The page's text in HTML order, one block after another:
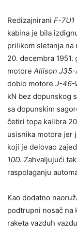
Redizajnirani F-7U1
kabina je bila
prilikom sletanja na
20. decembra
motore Allison J35-
dobio motore J-46-
kN bez dopunskog
sa dopunskim
četiri topa kalibra
usisnika motora jer
koji je delovao
10D. Zahvaljujući
raspolaganju
Kao dodatno
podtrupni nosač na
raketa vazduh